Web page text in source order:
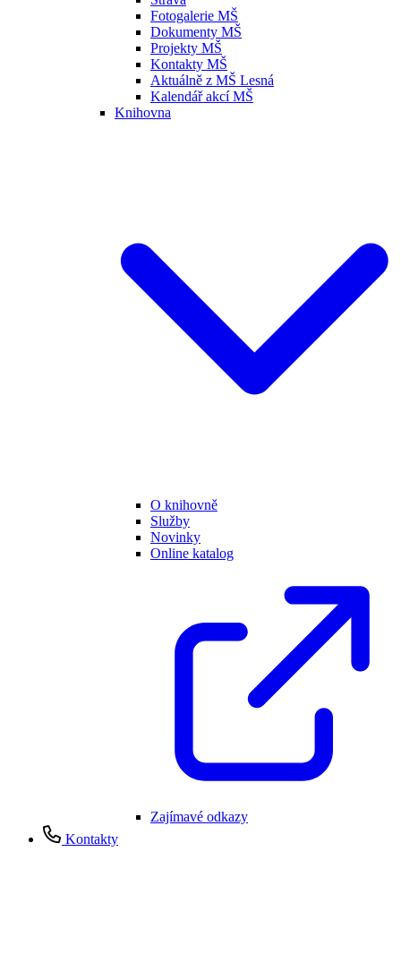
Fotogalerie MŠ
Dokumenty MŠ
Projekty MŠ
Kontakty MŠ
Aktuálně z MŠ Lesná
Kalendář akcí MŠ
Knihovna
O knihovně
Služby
Novinky
Online katalog
Zajímavé odkazy
Kontakty